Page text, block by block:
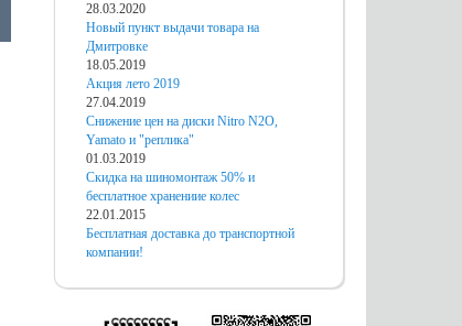
28.03.2020
Новый пункт выдачи товара на
Дмитровке
18.05.2019
Акция лето 2019
27.04.2019
Снижение цен на диски Nitro N2O,
Yamato и "реплика"
01.03.2019
Скидка на шиномонтаж 50% и
бесплатное хранениие колес
22.01.2015
Бесплатная доставка до транспортной
компании!